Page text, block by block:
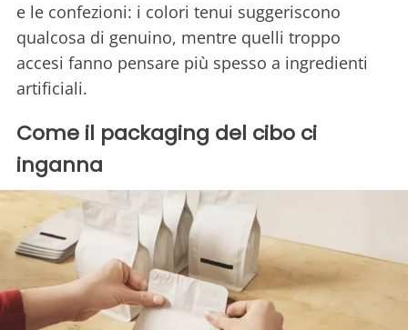
e le confezioni: i colori tenui suggeriscono
qualcosa di genuino, mentre quelli troppo
accesi fanno pensare più spesso a ingredienti
artificiali.
Come il packaging del cibo ci
inganna